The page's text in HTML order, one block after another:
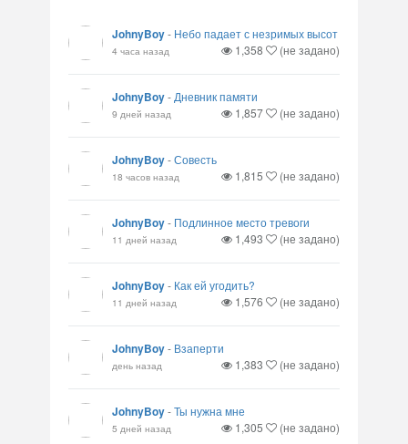
JohnyBoy- Небо падает с незримых высот
4 часа назад 1,358 (не задано)
JohnyBoy- Дневник памяти
9 дней назад 1,857 (не задано)
JohnyBoy-Совесть
18 часов назад 1,815 (не задано)
JohnyBoy- Подлинное место тревоги
11 дней назад 1,493 (не задано)
JohnyBoy- Как ей угодить?
11 дней назад 1,576 (не задано)
JohnyBoy- Взаперти
день назад 1,383 (не задано)
JohnyBoy-Ты нужна мне
5 дней назад 1,305 (не задано)